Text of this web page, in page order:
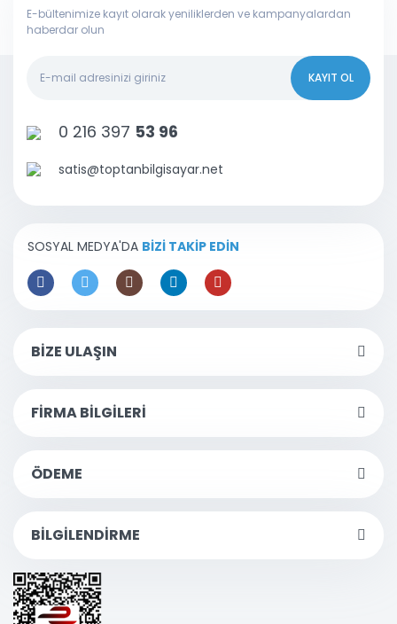
E-bültenimize kayıt olarak yeniliklerden ve kampanyalardan
haberdar olun
KAYIT OL
0 216 397 53 96
satis@toptanbilgisayar.net
SOSYAL MEDYA'DA BİZİ TAKİP EDİN
BİZE ULAŞIN
FİRMA BİLGİLERİ
ÖDEME
BİLGİLENDİRME